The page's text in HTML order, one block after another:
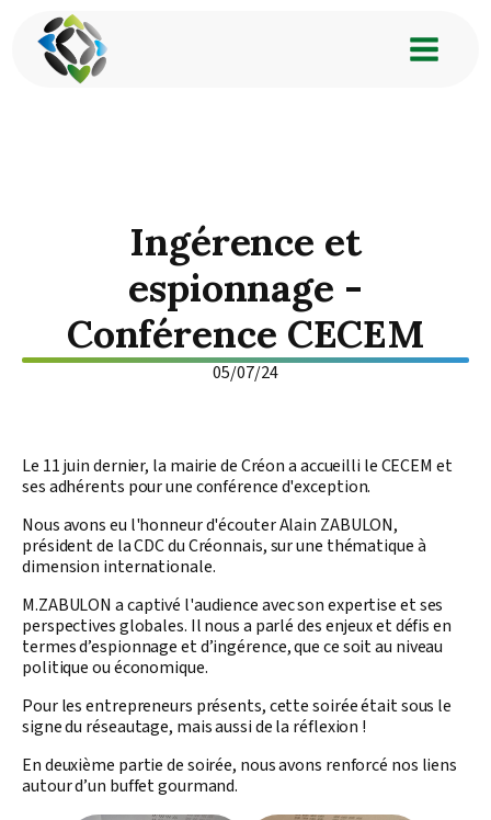
Ingérence et
espionnage -
Conférence CECEM
05/07/24
Le 11 juin dernier, la mairie de Créon a accueilli le CECEM et
ses adhérents pour une conférence d'exception.
Nous avons eu l'honneur d'écouter Alain ZABULON,
président de la CDC du Créonnais, sur une thématique à
dimension internationale.
M.ZABULON a captivé l'audience avec son expertise et ses
perspectives globales. Il nous a parlé des enjeux et défis en
termes d’espionnage et d’ingérence, que ce soit au niveau
politique ou économique.
Pour les entrepreneurs présents, cette soirée était sous le
signe du réseautage, mais aussi de la réflexion !
En deuxième partie de soirée, nous avons renforcé nos liens
autour d’un buffet gourmand.